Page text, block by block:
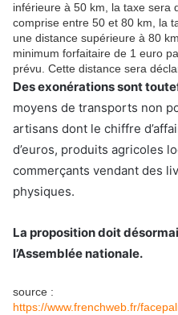
inférieure à 50 km, la taxe sera
comprise entre 50 et 80 km, la
une distance supérieure à 80
minimum forfaitaire de 1 euro
prévu. Cette distance sera
Des exonérations sont
moyens de transports non
artisans dont le chiffre
d’euros, produits agricoles
commerçants vendant des
physiques.
La proposition doit
l’Assemblée nationale.
source :
https://www.frenchweb.fr/